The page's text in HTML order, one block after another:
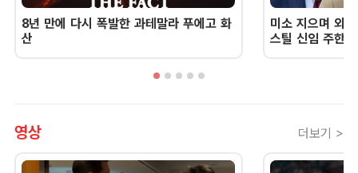
8년 만에 다시 폭발한 과테말라 푸에고 화
산
미소 지으며 외
스틸 신임 주한
영상 더보기 >